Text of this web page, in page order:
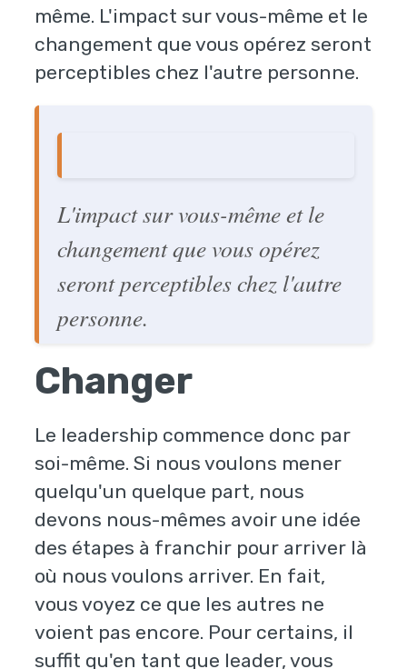
même. L'impact sur vous-même et le
changement que vous opérez seront
perceptibles chez l'autre personne.
L'impact sur vous-même et le
changement que vous opérez
seront perceptibles chez l'autre
personne.
Changer
Le leadership commence donc par
soi-même. Si nous voulons mener
quelqu'un quelque part, nous
devons nous-mêmes avoir une idée
des étapes à franchir pour arriver là
où nous voulons arriver. En fait,
vous voyez ce que les autres ne
voient pas encore. Pour certains, il
suffit qu'en tant que leader, vous